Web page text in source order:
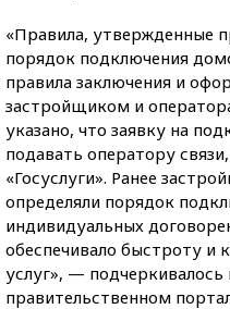
«Правила, утвержденные
порядок подключения
правила заключения и
застройщиком и
указано, что заявку на
подавать оператору
«Госуслуги». Ранее
определяли порядок
индивидуальных
обеспечивало быстроту и
услуг», —
правительственном